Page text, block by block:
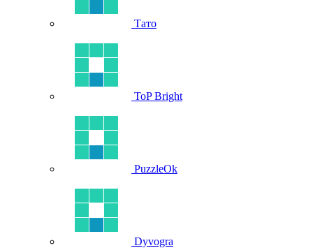
Тато
ToP Bright
PuzzleOk
Dyvogra